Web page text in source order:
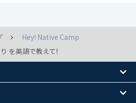
Hey! Native Camp
を英語で教えて!